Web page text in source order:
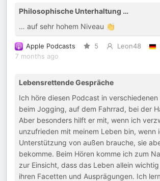
Philosophische Unterhaltung …
… auf sehr hohem Niveau 👏
Apple Podcasts 5 Leon48
7 months ago
Lebensrettende Gespräche
Ich höre diesen Podcast in verschiedenen
beim Jogging, auf dem Fahrrad, bei der
Aber besonders hilft er mit, wenn ich
unzufrieden mit meinem Leben bin, wenn
Unterstützung von außen brauche, sie
bekomme. Beim Hören komme ich zum
zur Einsicht, dass das Leben allein
ihren Facetten und Ausprägungen. Ich